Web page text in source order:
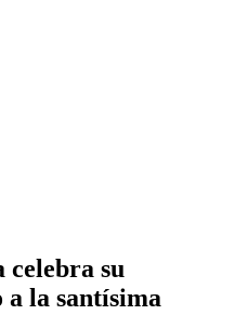
celebra su
la santísima